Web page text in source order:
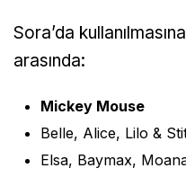
Sora’da
arasında:
Mickey Mouse
Belle, Alice, Lilo &
Elsa, Baymax,